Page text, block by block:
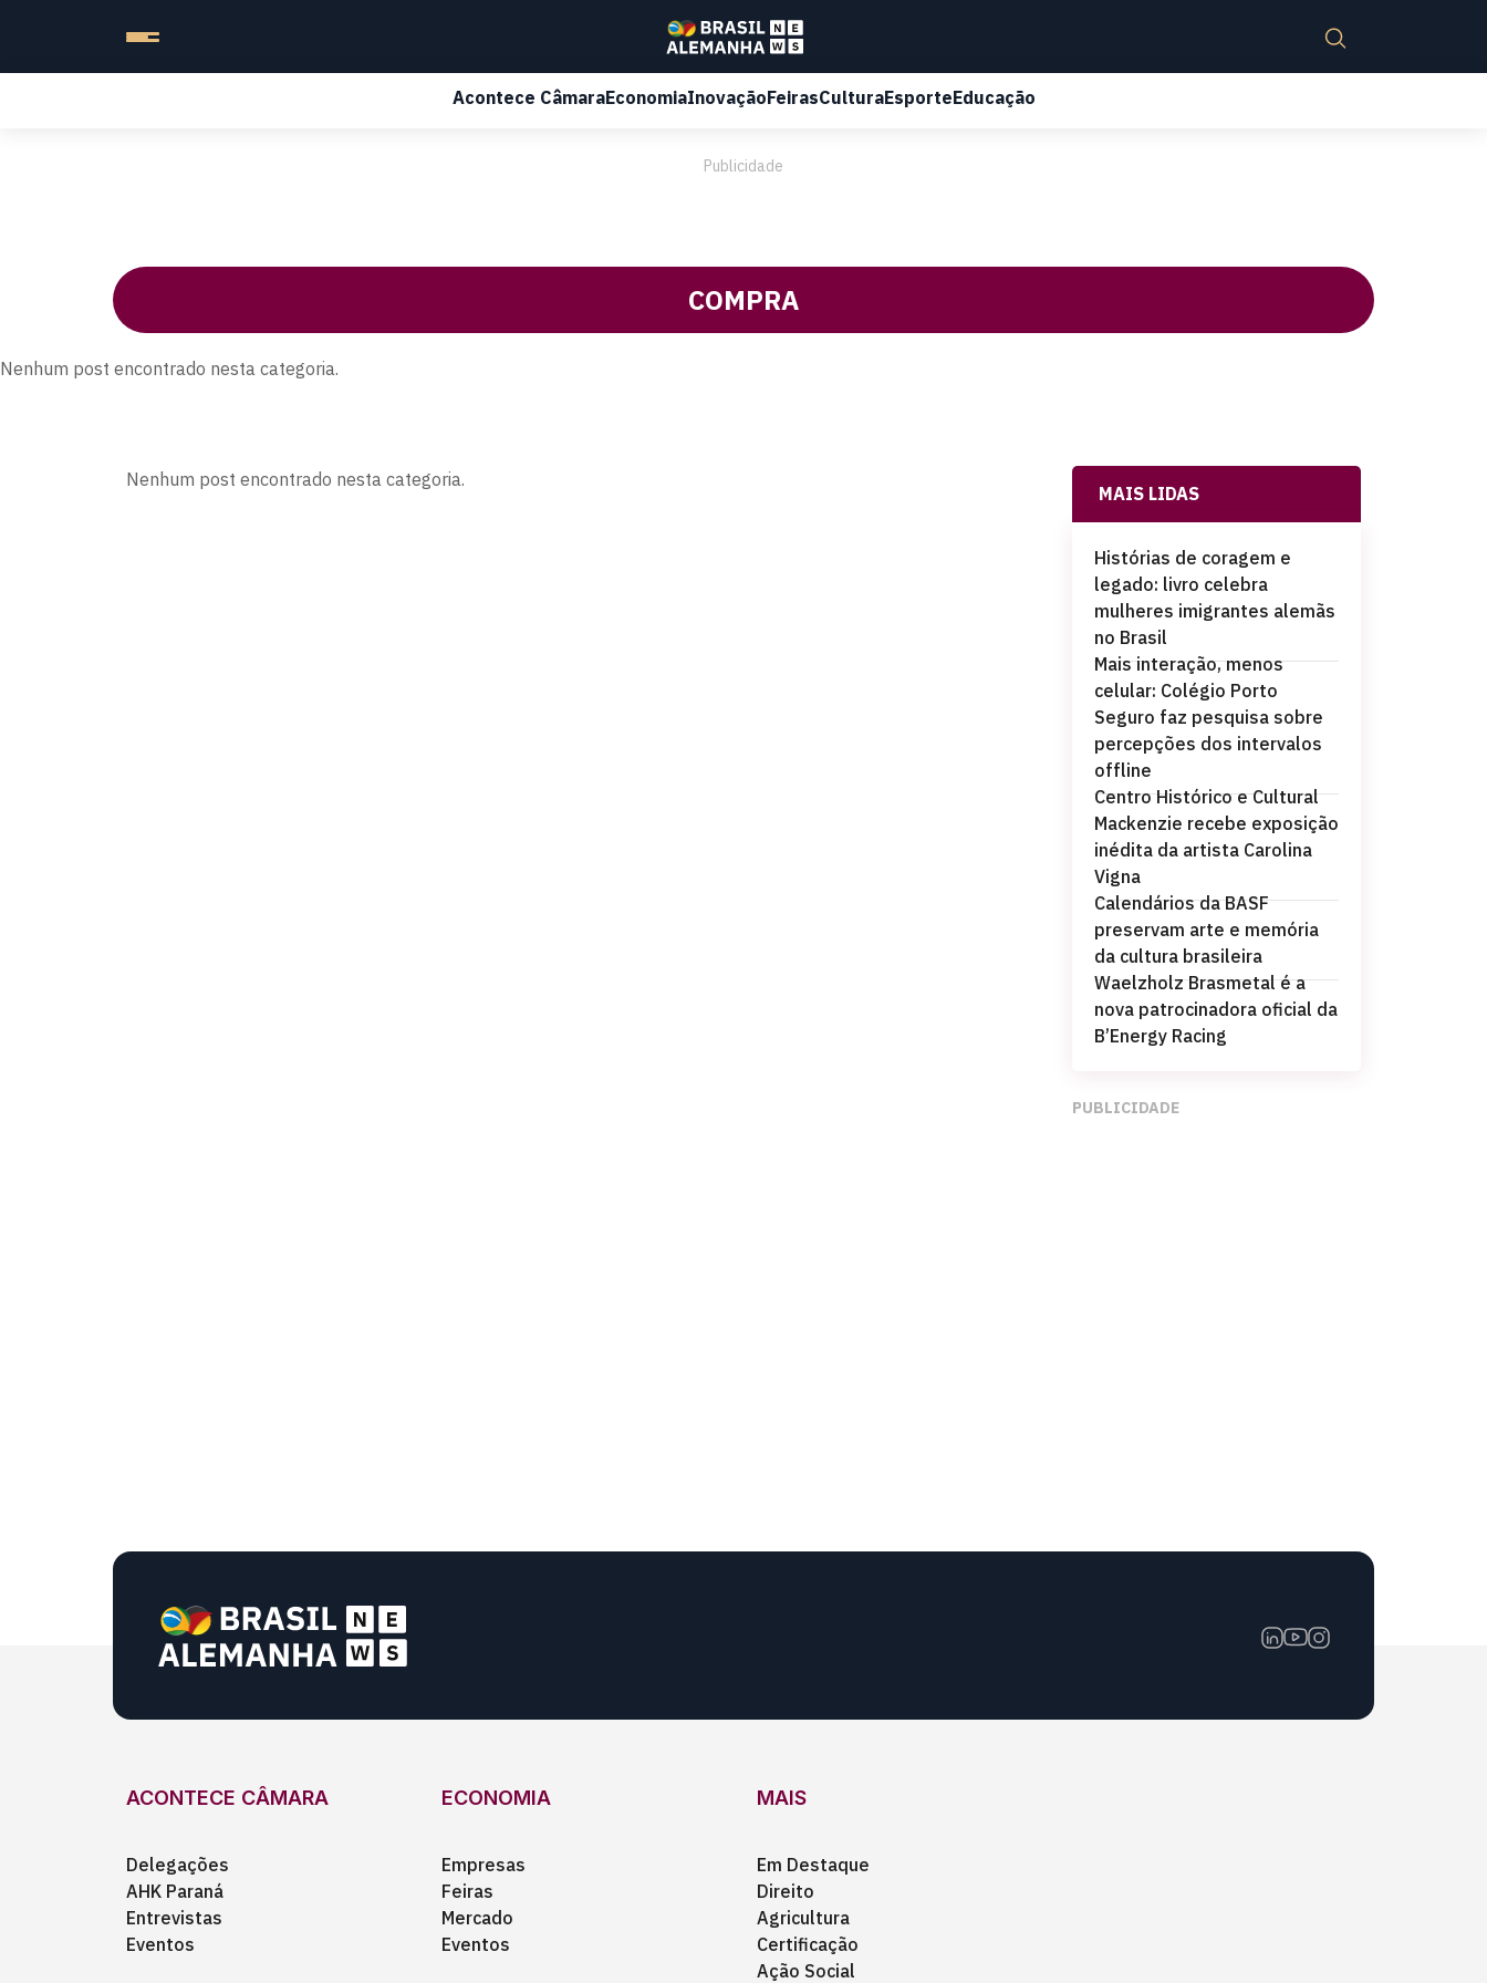
Acontece CâmaraEconomiaInovaçãoFeirasCulturaEsporteEducação
Publicidade
COMPRA
Nenhum post encontrado nesta categoria.
Nenhum post encontrado nesta categoria.
MAIS LIDAS
Histórias de coragem e
legado: livro celebra
mulheres imigrantes alemãs
no Brasil
Mais interação, menos
celular: Colégio Porto
Seguro faz pesquisa sobre
percepções dos intervalos
offline
Centro Histórico e Cultural
Mackenzie recebe exposição
inédita da artista Carolina
Vigna
Calendários da BASF
preservam arte e memória
da cultura brasileira
Waelzholz Brasmetal é a
nova patrocinadora oficial da
B’Energy Racing
PUBLICIDADE
ACONTECE CÂMARA
Delegações
AHK Paraná
Entrevistas
Eventos
ECONOMIA
Empresas
Feiras
Mercado
Eventos
MAIS
Em Destaque
Direito
Agricultura
Certificação
Ação Social